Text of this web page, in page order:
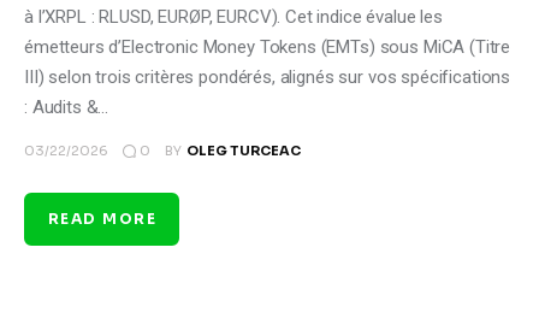
à l’XRPL : RLUSD, EURØP, EURCV). Cet indice évalue les
émetteurs d’Electronic Money Tokens (EMTs) sous MiCA (Titre
III) selon trois critères pondérés, alignés sur vos spécifications
: Audits &…
03/22/2026 0 BY OLEG TURCEAC
READ MORE